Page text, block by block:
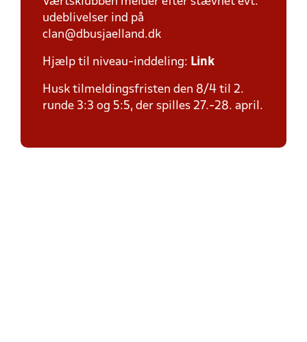
udeblivelser ind på
clan@dbusjaelland.dk
Hjælp til niveau-inddeling: Link
Husk tilmeldingsfristen den 8/4 til 2.
runde 3:3 og 5:5, der spilles 27.-28. april.